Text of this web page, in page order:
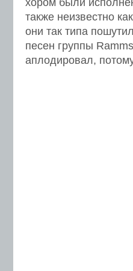
хором были
также неизвестно
они так типа
песен группы
аплодировал,